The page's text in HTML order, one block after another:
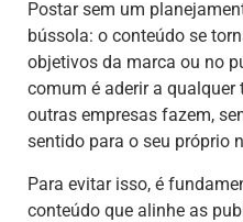
Postar sem um
bússola: o conteúdo se
objetivos da marca ou no
comum é aderir a
outras empresas fazem,
sentido para o seu próprio
Para evitar isso, é
conteúdo que alinhe as